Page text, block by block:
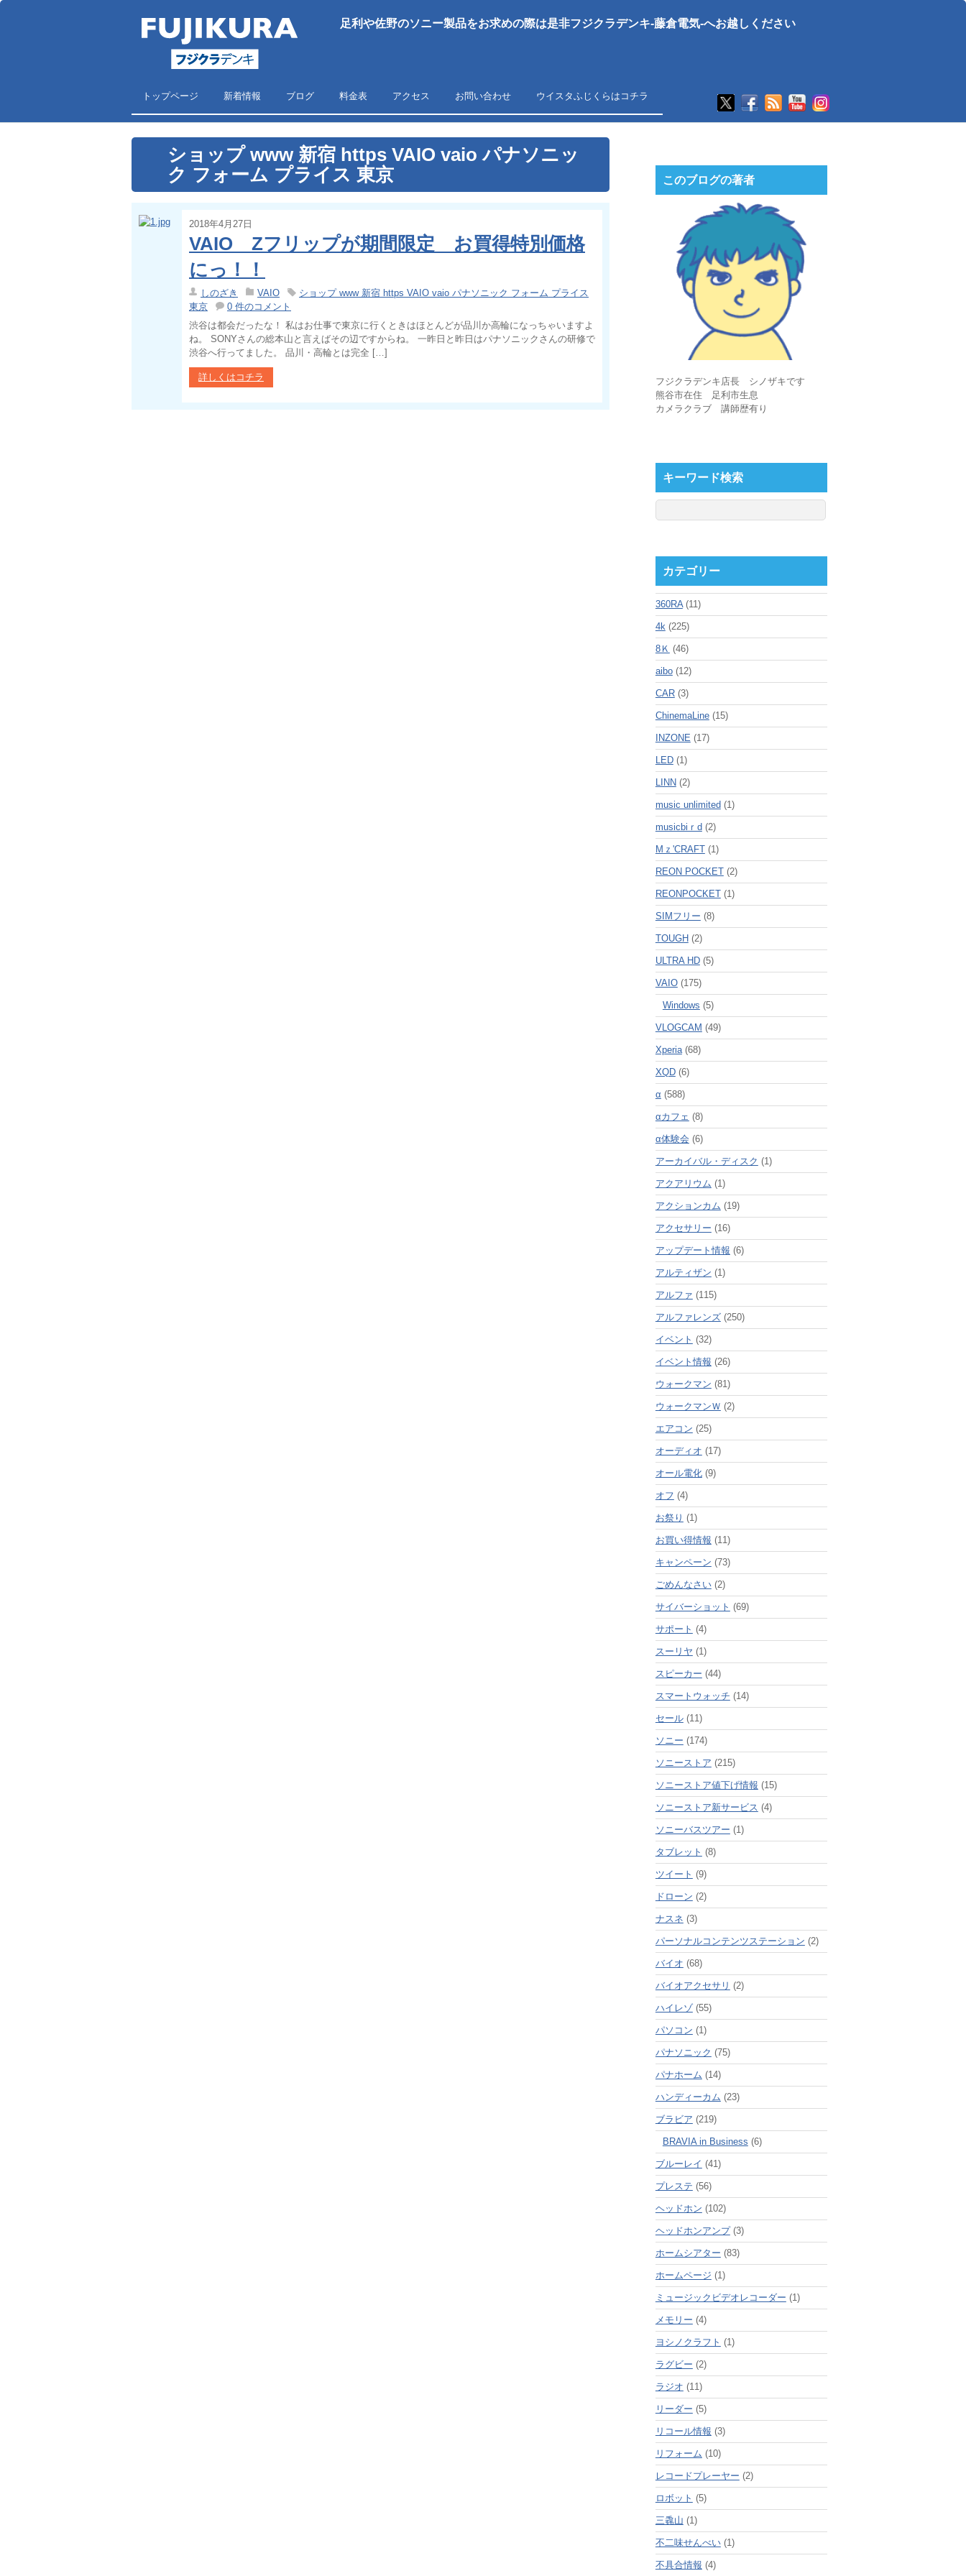
足利や佐野のソニー製品をお求めの際は是非フジクラデンキ-藤倉電気-へお越しください
トップページ 新着情報 ブログ 料金表 アクセス お問い合わせ ウイスタふじくらはコチラ
ショップ www 新宿 https VAIO vaio パナソニッ
ク フォーム プライス 東京
2018年4月27日
VAIO Zフリップが期間限定 お買得特別価格
にっ！！
しのざき VAIO
ショップ www 新宿 https VAIO vaio パナソニック フォーム プライス
東京
0 件のコメント
渋谷は都会だったな！ 私はお仕事で東京に行くときはほとんどが品川か高輪になっちゃいますよ
ね。 SONYさんの総本山と言えばその辺ですからね。 一昨日と昨日はパナソニックさんの研修で
渋谷へ行ってました。 品川・高輪とは完全 […]
詳しくはコチラ
このブログの著者
フジクラデンキ店長 シノザキです
熊谷市在住 足利市生息
カメラクラブ 講師歴有り
キーワード検索
カテゴリー
360RA(11)
4k (225)
8Ｋ (46)
aibo(12)
CAR(3)
ChinemaLine(15)
INZONE (17)
LED(1)
LINN (2)
music unlimited (1)
musicbiｒd (2)
Mｚ'CRAFT(1)
REON POCKET(2)
REONPOCKET(1)
SIMフリー (8)
TOUGH (2)
ULTRA HD(5)
VAIO(175)
Windows (5)
VLOGCAM (49)
Xperia(68)
XQD(6)
α (588)
αカフェ (8)
α体験会 (6)
アーカイバル・ディスク (1)
アクアリウム (1)
アクションカム (19)
アクセサリー (16)
アップデート情報 (6)
アルティザン (1)
アルファ (115)
アルファレンズ(250)
イベント (32)
イベント情報 (26)
ウォークマン (81)
ウォークマンＷ (2)
エアコン (25)
オーディオ (17)
オール電化(9)
オフ (4)
お祭り (1)
お買い得情報 (11)
キャンペーン (73)
ごめんなさい(2)
サイバーショット (69)
サポート (4)
スーリヤ (1)
スピーカー (44)
スマートウォッチ (14)
セール(11)
ソニー (174)
ソニーストア (215)
ソニーストア値下げ情報 (15)
ソニーストア新サービス (4)
ソニーバスツアー (1)
タブレット (8)
ツイート (9)
ドローン (2)
ナスネ (3)
パーソナルコンテンツステーション (2)
バイオ (68)
バイオアクセサリ (2)
ハイレゾ(55)
パソコン (1)
パナソニック (75)
パナホーム (14)
ハンディーカム (23)
ブラビア (219)
BRAVIA in Business (6)
ブルーレイ (41)
プレステ (56)
ヘッドホン (102)
ヘッドホンアンプ(3)
ホームシアター (83)
ホームページ (1)
ミュージックビデオレコーダー (1)
メモリー (4)
ヨシノクラフト (1)
ラグビー (2)
ラジオ (11)
リーダー (5)
リコール情報 (3)
リフォーム (10)
レコードプレーヤー (2)
ロボット (5)
三毳山 (1)
不二味せんべい(1)
不具合情報 (4)